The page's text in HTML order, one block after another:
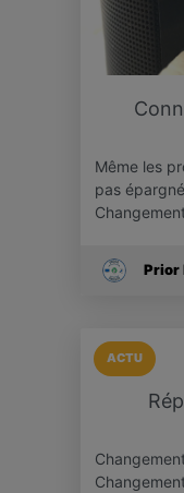
Même les
pas
Prior
ACTU